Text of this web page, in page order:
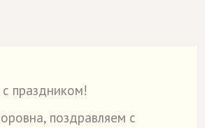
праздником!
поздравляем с